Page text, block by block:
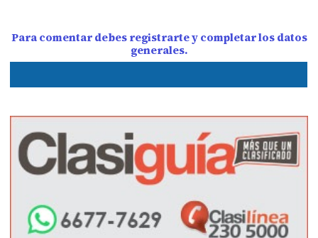
Para comentar debes registrarte y completar los datos
generales.